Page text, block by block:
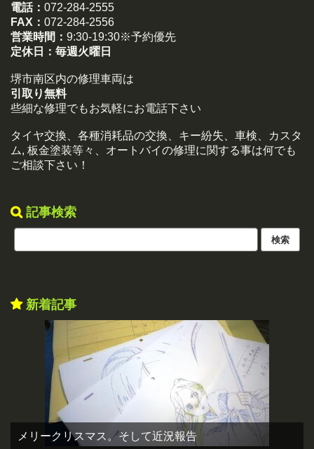
電話： 072-284-2555
FAX： 072-284-2556
営業時間： 9:30-19:30※予約優先
定休日： 毎週火曜日
堺市南区内の修理車両は
引取り無料
些細な修理でもお気軽にお電話下さい
タイヤ交換、各種消耗品の交換、キー紛失、車検、カスタ
ム, 板金塗装等々、オートバイの修理に関する事は何でも
ご相談下さい！
記事検索
新着記事
メリークリスマス。そして近況報告